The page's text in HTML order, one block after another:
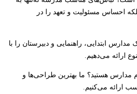
احساس مسئولیت و تعهد را در
ابتدایی، راهنمایی و دبیرستان را با
ارائه می‌دهیم.
مدارس هستید؟ ما بهترین طراحی‌ها و
ارائه می‌کنیم.